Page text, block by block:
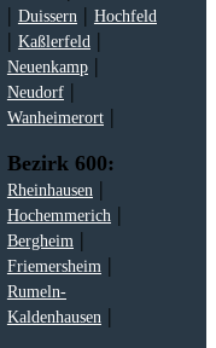
| Duissern | Hochfeld
| Kaßlerfeld |
Neuenkamp|
Neudorf|
Wanheimerort|
Bezirk 600:
Rheinhausen |
Hochemmerich |
Bergheim |
Friemersheim |
Rumeln-
Kaldenhausen |